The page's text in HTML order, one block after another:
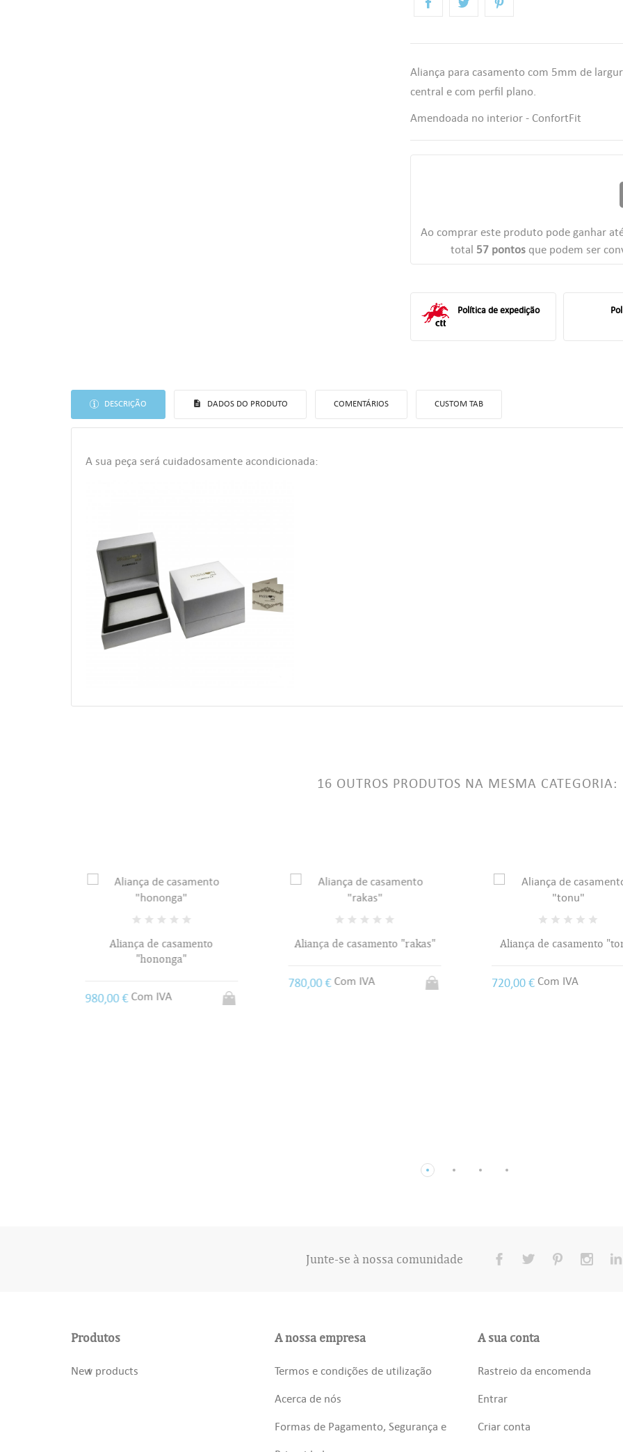
Ao comprar este produto pode ganhar
total 57pontosque podem ser
Aliança para casamento com 5mm de
central e com perfil plano.
Amendoada no interior - ConfortFit
Política de expedição
DESCRIÇÃO DADOS DO PRODUTO COMENTÁRIOS CUSTOM TAB
A sua peça será cuidadosamente acondicionada:
16 OUTROS PRODUTOS NA MESMA CATEGORIA:
Aliança de casamento
"hononga"
980,00 € Com IVA
Aliança de casamento "rakas"
780,00 € Com IVA
Aliança de casamento
720,00 € Com IVA
Junte-se à nossa comunidade
Produtos
New products
A nossa empresa
Termos e condições de utilização
Acerca de nós
Formas de Pagamento, Segurança e
A sua conta
Rastreio da encomenda
Entrar
Criar conta
AS MINHAS LISTAS DE DESEJOS
((TITLE))
((LABEL))